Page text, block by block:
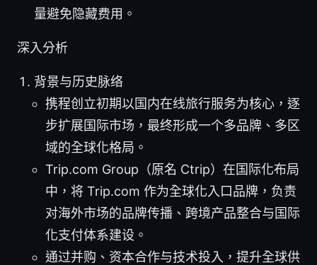
量避免隐藏费用。
深入分析
背景与历史脉络
携程创立初期以国内在线旅行服务为核心，逐
步扩展国际市场，最终形成一个多品牌、多区
域的全球化格局。
Trip.com Group（原名 Ctrip）在国际化布局
中，将 Trip.com 作为全球化入口品牌，负责
对海外市场的品牌传播、跨境产品整合与国际
化支付体系建设。
通过并购、资本合作与技术投入，提升全球供